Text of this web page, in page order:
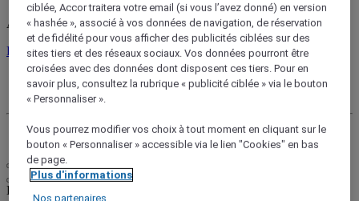
ALL récompense toutes vos activités, partout.
Découvrir le programme
Mon compte
Mes réservations
Se déconnecter
Life styled your way
ciblée, Accor traitera votre email (si vous l’avez donné) en version
« hashée », associé à vos données de navigation, de réservation
et de fidélité pour vous afficher des publicités ciblées sur des
sites tiers et des réseaux sociaux. Vos données pourront être
croisées avec des données dont disposent ces tiers. Pour en
savoir plus, consultez la rubrique « publicité ciblée » via le bouton
« Personnaliser ».
Vous pourrez modifier vos choix à tout moment en cliquant sur le
bouton « Personnaliser » accessible via le lien "Cookies" en bas
de page.
Plus d'informations
Nos partenaires